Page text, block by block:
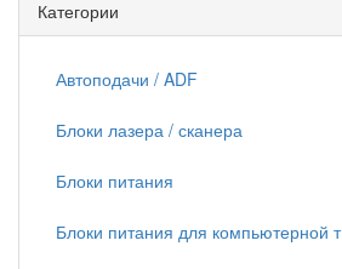
Категории
Автоподачи / ADF
Блоки лазера / сканера
Блоки питания
Блоки питания для компьютерной т